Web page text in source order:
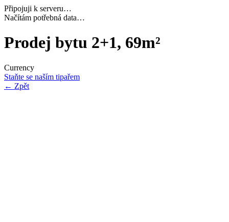
Připojuji k serveru…
Dokončuji inicializaci…
Prodej bytu 2+1, 69m²
Currency
Staňte se naším tipařem
← Zpět